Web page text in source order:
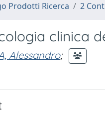
Prodotti Ricerca 2
clinica
Alessandro;